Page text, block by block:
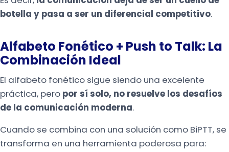
botella y pasa a ser un diferencial competitivo.
Alfabeto Fonético + Push to Talk: La
Combinación Ideal
El alfabeto fonético sigue siendo una excelente
práctica, pero por sí solo, no resuelve los desafíos
de la comunicación moderna.
Cuando se combina con una solución como BiPTT, se
transforma en una herramienta poderosa para: